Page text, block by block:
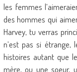
les femmes
des hommes qui
Harvey, tu verras
n’est pas si étrange,
histoires autant que
mère, ou une soeur,